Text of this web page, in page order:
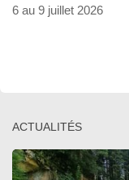
6 au 9 juillet 2026
ACTUALITÉS